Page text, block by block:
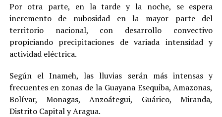
Por otra parte, en la tarde y la noche, se espera
incremento de nubosidad en la mayor parte del
territorio nacional, con desarrollo convectivo
propiciando precipitaciones de variada intensidad y
actividad eléctrica.
Según el Inameh, las lluvias serán más intensas y
frecuentes en zonas de la Guayana Esequiba, Amazonas,
Bolívar, Monagas, Anzoátegui, Guárico, Miranda,
Distrito Capital y Aragua.